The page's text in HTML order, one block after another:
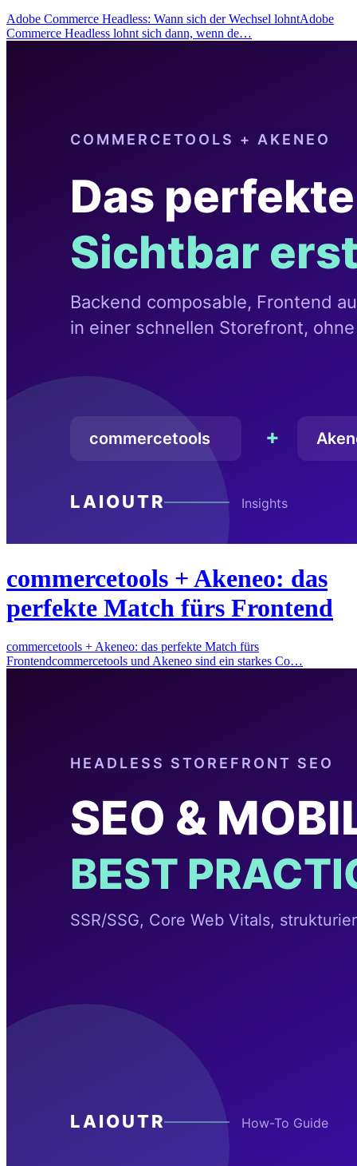
Adobe Commerce Headless: Wann sich der Wechsel lohntAdobe
Commerce Headless lohnt sich dann, wenn de…
commercetools + Akeneo: das
perfekte Match fürs Frontend
commercetools + Akeneo: das perfekte Match fürs
Frontendcommercetools und Akeneo sind ein starkes Co…